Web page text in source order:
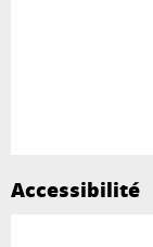
Accessibilité